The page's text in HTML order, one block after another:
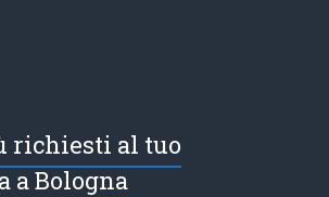
richiesti al tuo
a Bologna